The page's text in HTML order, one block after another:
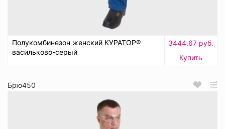
Полукомбинезон женский КУРАТОР®
васильково-серый
3444.67 руб.
Купить
Брю450